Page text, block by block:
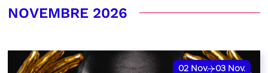
NOVEMBRE 2026
02 Nov. 03 Nov.